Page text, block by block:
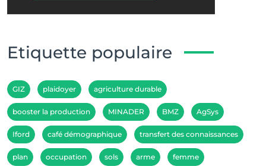
Etiquette populaire
GIZ plaidoyer agriculture durable
booster la production MINADER BMZ AgSys
Iford café démographique transfert des connaissances
plan occupation sols arme femme